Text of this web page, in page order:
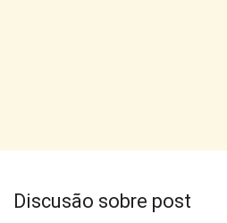
Discusão sobre post